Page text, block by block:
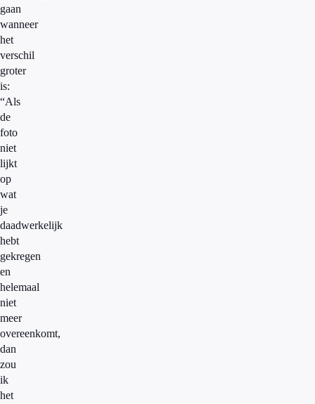
gaan
wanneer
het
verschil
groter
is:
“Als
de
foto
niet
lijkt
op
wat
je
daadwerkelijk
hebt
gekregen
en
helemaal
niet
meer
overeenkomt,
dan
zou
ik
het